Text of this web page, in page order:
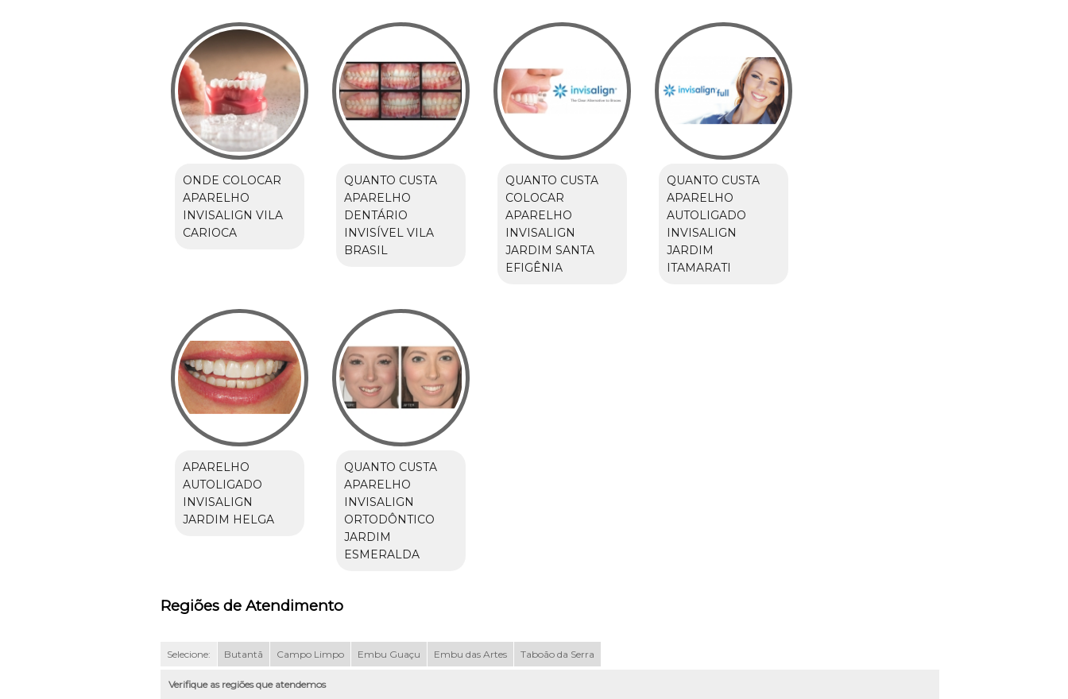
ONDE COLOCAR
APARELHO
INVISALIGN VILA
CARIOCA
QUANTO CUSTA
APARELHO
DENTÁRIO
INVISÍVEL VILA
BRASIL
QUANTO CUSTA
COLOCAR
APARELHO
INVISALIGN
JARDIM SANTA
EFIGÊNIA
QUANTO CUSTA
APARELHO
AUTOLIGADO
INVISALIGN
JARDIM
ITAMARATI
APARELHO
AUTOLIGADO
INVISALIGN
JARDIM HELGA
QUANTO CUSTA
APARELHO
INVISALIGN
ORTODÔNTICO
JARDIM
ESMERALDA
Regiões de Atendimento
Selecione: Butantã Campo Limpo Embu Guaçu Embu das Artes Taboão da Serra
Verifique as regiões que atendemos